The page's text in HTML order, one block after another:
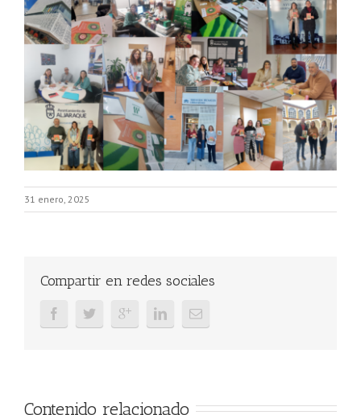
31 enero, 2025
Compartir en redes sociales
Contenido relacionado